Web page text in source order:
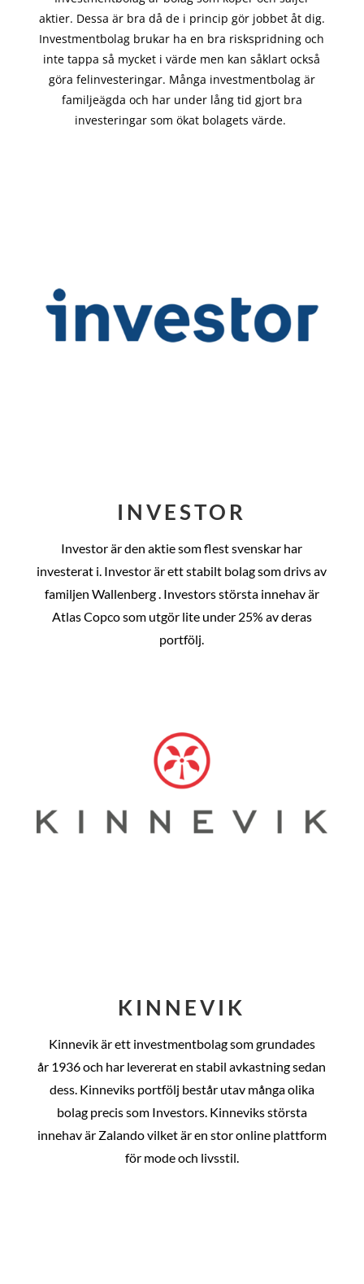
aktier. Dessa är bra då de i princip görjobbet åt dig.
Investmentbolag brukar ha en bra riskspridning och
inte tappa så mycket i värde men kan såklart också
göra felinvesteringar. Många investmentbolag är
familjeägda och har under lång tid gjort bra
investeringar som ökat bolagets värde.
INVESTOR
Investor är den aktie som flest svenskar har
investerat i. Investor är ett stabilt bolag som drivs av
familjen Wallenberg . Investors största innehav är
Atlas Copco som utgör lite under 25% av deras
portfölj.
KINNEVIK
Kinnevik är ett investmentbolag som grundades
år 1936 och har levererat en stabil avkastning sedan
dess. Kinneviks portfölj består utav många olika
bolag precis som Investors. Kinneviks största
innehav är Zalando vilket är en stor online plattform
för mode och livsstil.